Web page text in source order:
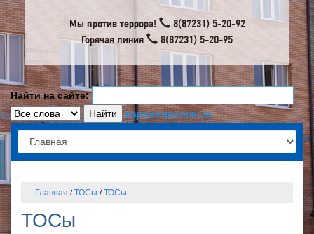
Мы против террора!
8(87231) 5-20-92
Горячая линия
8(87231) 5-20-95
Найти на сайте:
параметры поиска
Главная / ТОСы / ТОСы
ТОСы